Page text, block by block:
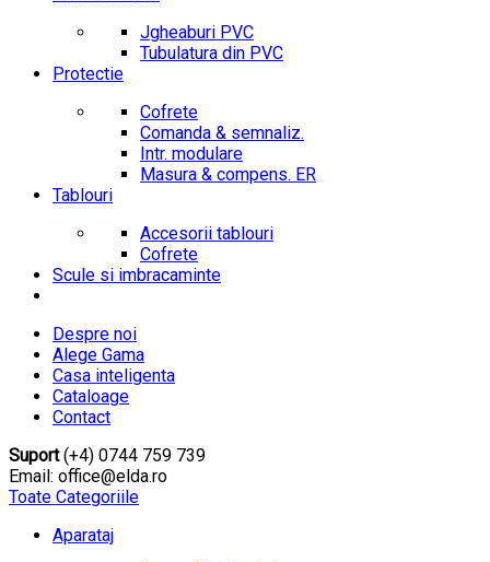
Jgheaburi PVC
Tubulatura din PVC
Protectie
Cofrete
Comanda & semnaliz.
Intr. modulare
Masura & compens. ER
Tablouri
Accesorii tablouri
Cofrete
Scule si imbracaminte
Despre noi
Alege Gama
Casa inteligenta
Cataloage
Contact
Suport(+4) 0744 759 739
Email: office@elda.ro
Toate Categoriile
Aparataj